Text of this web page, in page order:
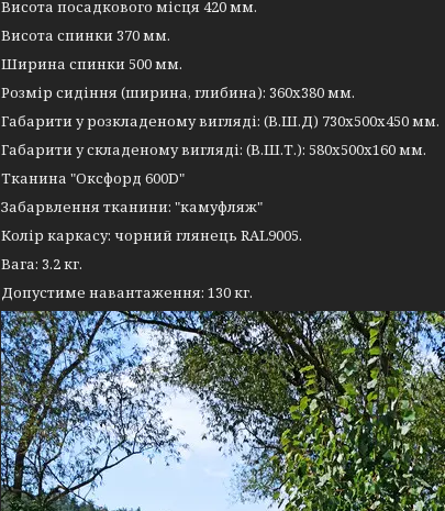
Висота посадкового місця 420 мм.
Висота спинки 370 мм.
Ширина спинки 500 мм.
Розмір сидіння (ширина, глибина): 360х380 мм.
Габарити у розкладеному вигляді: (В.Ш.Д) 730х500х450 мм.
Габарити у складеному вигляді: (В.Ш.Т.): 580х500х160 мм.
Тканина "Оксфорд 600D"
Забарвлення тканини: "камуфляж"
Колір каркасу: чорний глянець RAL9005.
Вага: 3.2 кг.
Допустиме навантаження: 130 кг.